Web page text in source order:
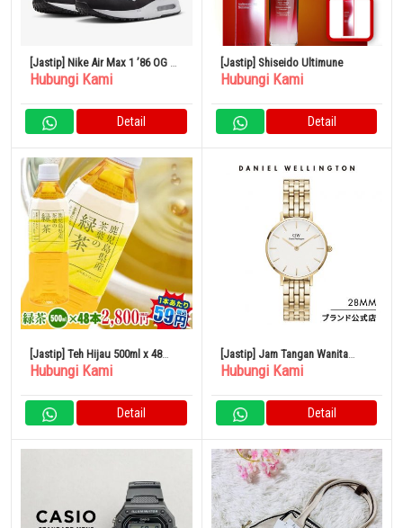
[Jastip] Nike Air Max 1 ’86 OG G
Men’s Golf Shoes
Hubungi Kami
Detail
[Jastip] Shiseido Ultimune
Hubungi Kami
Detail
[Jastip] Teh Hijau 500ml x 48
Botol 100% Daun Teh Kagoshima
Hubungi Kami
Detail
[Jastip] Jam Tangan Wanita
Daniel Wellington DW Petite 5-
Hubungi Kami
Detail